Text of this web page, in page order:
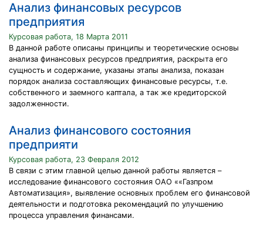
Анализ финансовых ресурсов
предприятия
Курсовая работа, 18 Марта 2011
В данной работе описаны принципы и теоретические основы
анализа финансовых ресурсов предприятия, раскрыта его
сущность и содержание, указаны этапы анализа, показан
порядок анализа составляющих финансовые ресурсы, т.е.
собственного и заемного каптала, а так же кредиторской
задолженности.
Анализ финансового состояния
предприяти
Курсовая работа, 23 Февраля 2012
В связи с этим главной целью данной работы является –
исследование финансового состояния ОАО ««Газпром
Автоматизация», выявление основных проблем его финансовой
деятельности и подготовка рекомендаций по улучшению
процесса управления финансами.